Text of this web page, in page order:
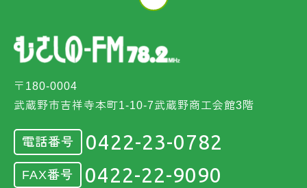
〒180-0004
武蔵野市吉祥寺本町1-10-7武蔵野商工会館3階
電話番号 0422-23-0782
FAX番号 0422-22-9090